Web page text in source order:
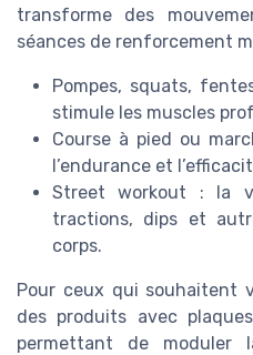
transforme des
séances de renforcement
Pompes, squats,
stimule les muscles
Course à pied ou
l’endurance et
Street workout : la
tractions, dips et
corps.
Pour ceux qui souhaitent
des produits avec
permettant de moduler